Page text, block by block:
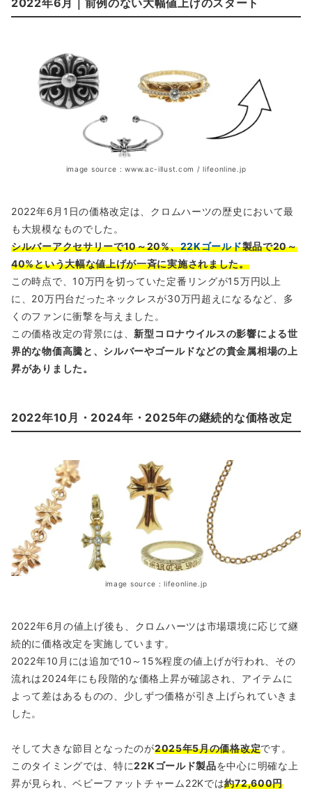
image source : www.ac-illust.com / lifeonline.jp
2022年6月1日の価格改定は、クロムハーツの歴史において最
も大規模なものでした。
シルバーアクセサリーで10～20%、22Kゴールド製品で20～
40%という大幅な値上げが一斉に実施されました。
この時点で、10万円を切っていた定番リングが15万円以上
に、20万円台だったネックレスが30万円超えになるなど、多
くのファンに衝撃を与えました。
この価格改定の背景には、 新型コロナウイルスの影響による世
界的な物価高騰と、シルバーやゴールドなどの貴金属相場の上
昇がありました。
2022年10月・2024年・2025年の継続的な価格改定
image source : lifeonline.jp
2022年6月の値上げ後も、クロムハーツは市場環境に応じて継
続的に価格改定を実施しています。
2022年10月には追加で10～15%程度の値上げが行われ、その
流れは2024年にも段階的な価格上昇が確認され、アイテムに
よって差はあるものの、少しずつ価格が引き上げられていきま
した。
そして大きな節目となったのが2025年5月の価格改定です。
このタイミングでは、特に22Kゴールド製品を中心に明確な上
昇が見られ、ベビーファットチャーム22Kでは約72,600円